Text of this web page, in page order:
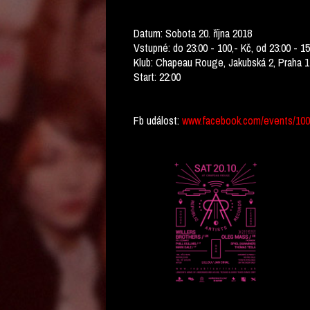
Datum: Sobota 20. října 2018
Vstupné: do 23:00 - 100,- Kč, od 23:00 -
Klub: Chapeau Rouge, Jakubská 2, Praha 1
Start: 22:00
Fb událost:www.facebook.com/events/